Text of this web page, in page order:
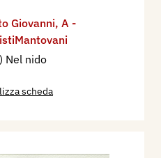
Giovanni, A -
Nel nido
scheda